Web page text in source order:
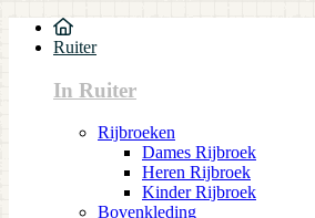
Ruiter
In Ruiter
Rijbroeken
Dames Rijbroek
Heren Rijbroek
Kinder Rijbroek
Bovenkleding